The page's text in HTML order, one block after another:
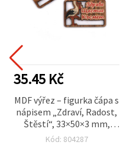
35.45 Kč
MDF výřez – figurka čápa s
nápisem „Zdraví, Radost,
Štěstí“, 33×50×3 mm,
balení 5 ks
Kód: 804287